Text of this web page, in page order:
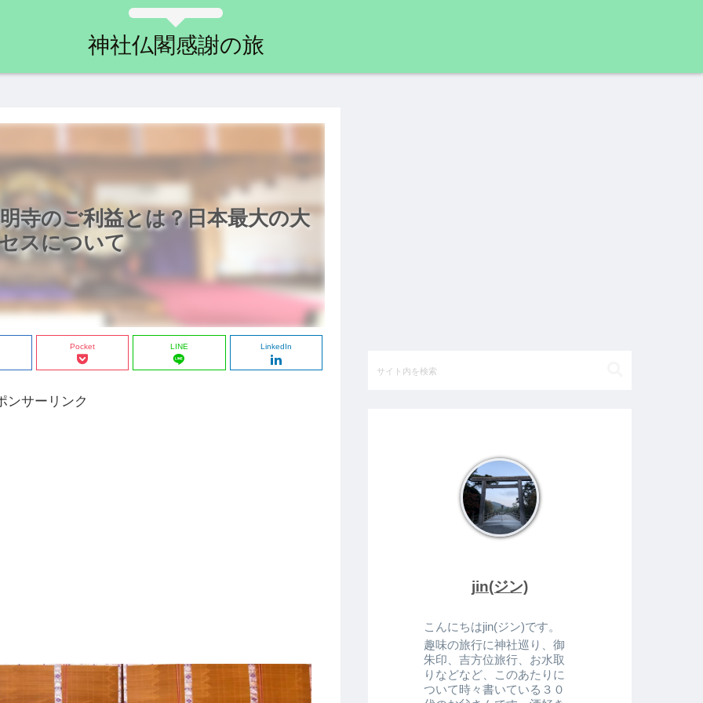
神社仏閣感謝の旅
寺のご利益とは？日本最大の大
スについて
Pocket LINE LinkedIn
ンサーリンク
jin(ジン)
こんにちはjin(ジン)です。
趣味の旅行に神社巡り、御
朱印、吉方位旅行、お水取
りなどなど、このあたりに
ついて時々書いている３０